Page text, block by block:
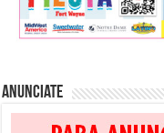
Anunciate